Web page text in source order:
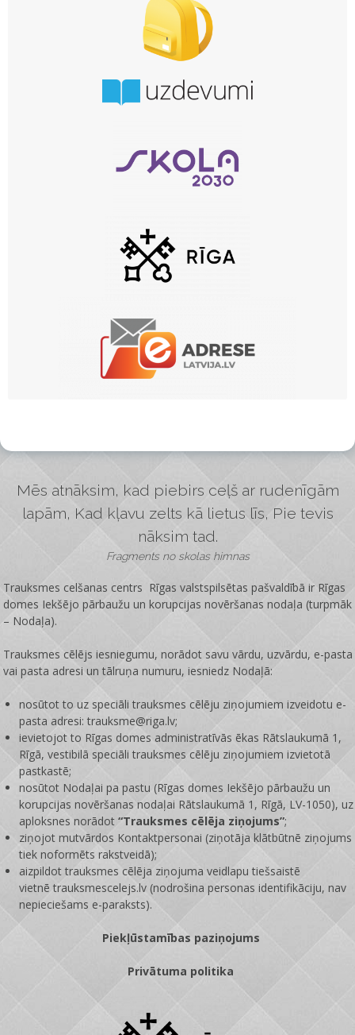
Mēs atnāksim, kad piebirs ceļš ar rudenīgām
lapām, Kad kļavu zelts kā lietus līs, Pie tevis
nāksim tad.
Fragments no skolas himnas
Trauksmes celšanas centrs Rīgas valstspilsētas pašvaldībā ir Rīgas
domes Iekšējo pārbaužu un korupcijas novēršanas nodaļa (turpmāk
– Nodaļa).
Trauksmes cēlējs iesniegumu, norādot savu vārdu, uzvārdu, e-pasta
vai pasta adresi un tālruņa numuru, iesniedz Nodaļā:
nosūtot to uz speciāli trauksmes cēlēju ziņojumiem izveidotu e-
pasta adresi: trauksme@riga.lv;
ievietojot to Rīgas domes administratīvās ēkas Rātslaukumā 1,
Rīgā, vestibilā speciāli trauksmes cēlēju ziņojumiem izvietotā
pastkastē;
nosūtot Nodaļai pa pastu (Rīgas domes Iekšējo pārbaužu un
korupcijas novēršanas nodaļai Rātslaukumā 1, Rīgā, LV-1050), uz
aploksnes norādot“Trauksmes cēlēja ziņojums”;
ziņojot mutvārdos Kontaktpersonai (ziņotāja klātbūtnē ziņojums
tiek noformēts rakstveidā);
aizpildot trauksmes cēlēja ziņojuma veidlapu tiešsaistē
vietnētrauksmescelejs.lv (nodrošina personas identifikāciju, nav
nepieciešams e-paraksts).
Piekļūstamības paziņojums
Privātuma politika